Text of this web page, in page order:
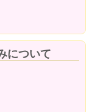
について